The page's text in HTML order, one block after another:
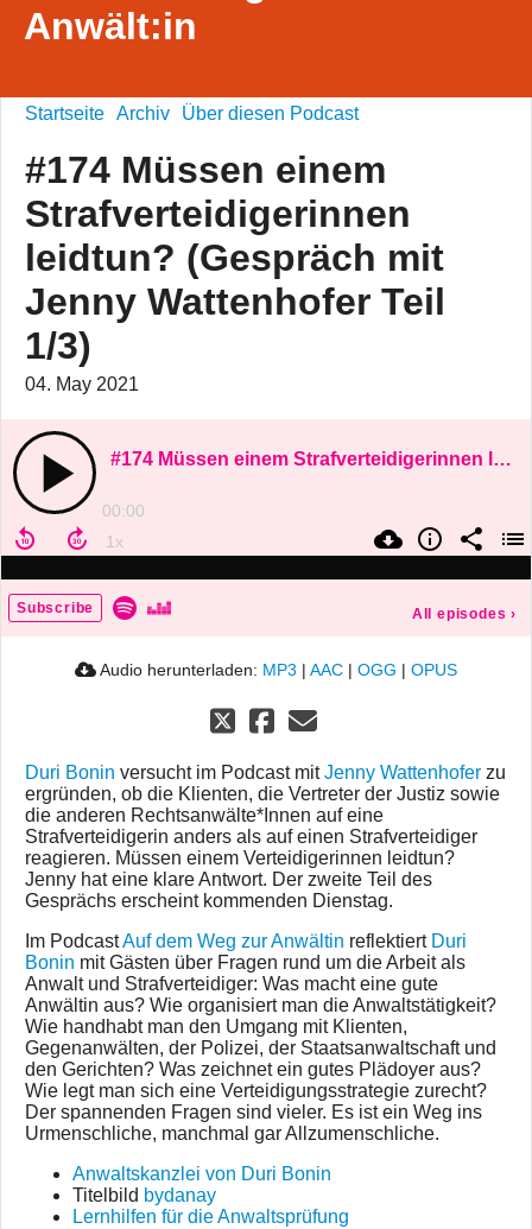
Anwält:in
Startseite Archiv Über diesen Podcast
#174 Müssen einem
Strafverteidigerinnen
leidtun? (Gespräch mit
Jenny Wattenhofer Teil
1/3)
04. May 2021
#174 Müssen einem Strafverteidigerinnen leidtun? (Gespräch mit Jenny Wattenhofer Teil 1/3)
00:00
Subscribe All episodes ›
Audio herunterladen: MP3 | AAC | OGG | OPUS
Duri Bonin versucht im Podcast mitJenny Wattenhofer zu
ergründen, ob die Klienten, die Vertreter der Justiz sowie
die anderen Rechtsanwälte*Innen auf eine
Strafverteidigerin anders als auf einen Strafverteidiger
reagieren. Müssen einem Verteidigerinnen leidtun?
Jenny hat eine klare Antwort. Der zweite Teil des
Gesprächs erscheint kommenden Dienstag.
Im PodcastAuf dem Weg zur Anwältin reflektiert Duri
Bonin mit Gästen über Fragen rund um die Arbeit als
Anwalt und Strafverteidiger: Was macht eine gute
Anwältin aus? Wie organisiert man die Anwaltstätigkeit?
Wie handhabt man den Umgang mit Klienten,
Gegenanwälten, der Polizei, der Staatsanwaltschaft und
den Gerichten? Was zeichnet ein gutes Plädoyer aus?
Wie legt man sich eine Verteidigungsstrategie zurecht?
Der spannenden Fragen sind vieler. Es ist ein Weg ins
Urmenschliche, manchmal gar Allzumenschliche.
Anwaltskanzlei von Duri Bonin
Titelbild bydanay
Lernhilfen für die Anwaltsprüfung